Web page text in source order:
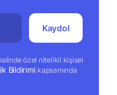
Kaydol
özel nitelikli kişisel
Bildirimi kapsamında